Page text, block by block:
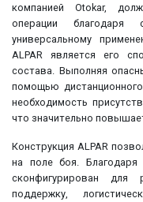
компанией Otokar,
операции
универсальному
ALPAR является его
состава. Выполняя
помощью
необходимость
что значительно
Конструкция ALPAR
на поле боя.
сконфигурирован для
поддержку,